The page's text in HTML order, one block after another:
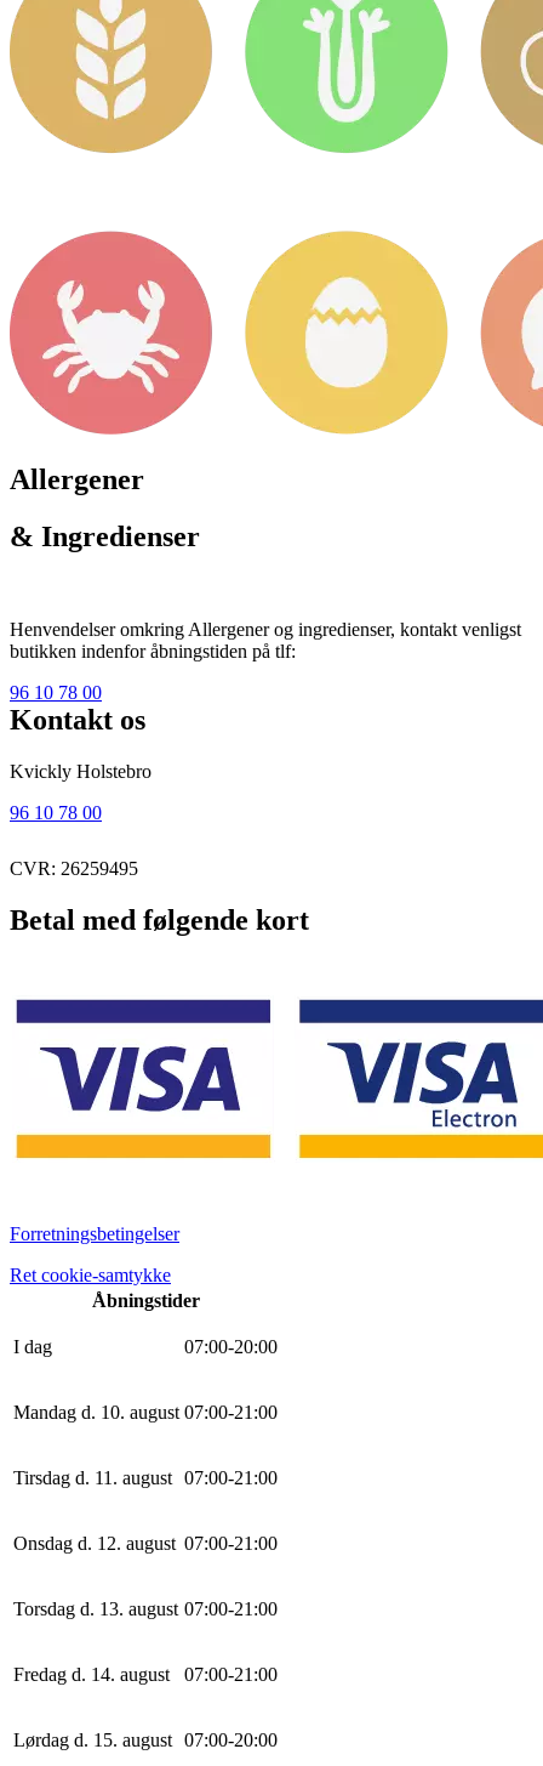
Allergener
& Ingredienser
Henvendelser omkring Allergener og ingredienser, kontakt venligst
butikken indenfor åbningstiden på tlf:
96 10 78 00
Kontakt os
Kvickly Holstebro
96 10 78 00
CVR: 26259495
Betal med følgende kort
Forretningsbetingelser
Ret cookie-samtykke
Åbningstider
I dag 07:00-20:00
Mandag d. 10. august 07:00-21 :00
Tirsdag d. 11. august 07:00-21 :00
Onsdag d. 12. august 07:00-21 :00
Torsdag d. 13. august 07:00-21 :00
Fredag d. 14. august 07:00-21 :00
Lørdag d. 15. august 07:00-20:00